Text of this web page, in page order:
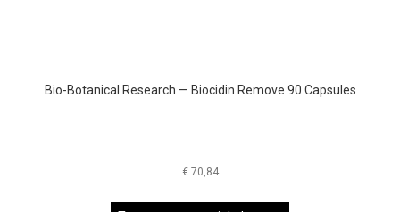
Bio-Botanical Research — Biocidin Remove 90 Capsules
€70,84